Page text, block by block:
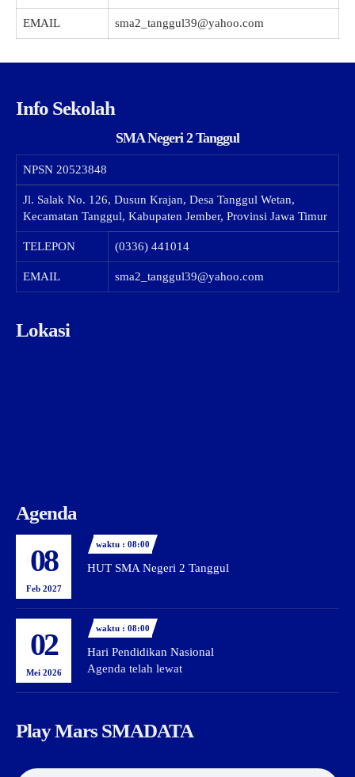
EMAIL sma2_tanggul39@yahoo.com
Info Sekolah
SMA Negeri 2 Tanggul
NPSN 20523848
Jl. Salak No. 126, Dusun Krajan, Desa Tanggul Wetan,
Kecamatan Tanggul, Kabupaten Jember, Provinsi Jawa Timur
TELEPON (0336) 441014
EMAIL sma2_tanggul39@yahoo.com
Lokasi
Agenda
08
Feb 2027
waktu : 08:00
HUT SMA Negeri 2 Tanggul
02
Mei 2026
waktu : 08:00
Hari Pendidikan Nasional
Agenda telah lewat
Play Mars SMADATA